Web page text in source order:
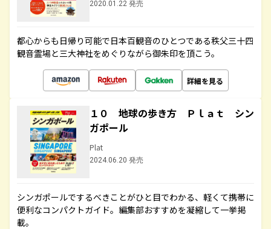
2020.01.22 発売
都心からも日帰り可能で日本百観音のひとつである秩父三十四
観音霊場と三大神社をめぐりながら御朱印を頂こう。
詳細を見る
１０ 地球の歩き方 Ｐｌａｔ シン
ガポール
Plat
2024.06.20 発売
シンガポールでするべきことがひと目でわかる、軽くて携帯に
便利なコンパクトガイド。編集部おすすめを凝縮して一挙掲
載。